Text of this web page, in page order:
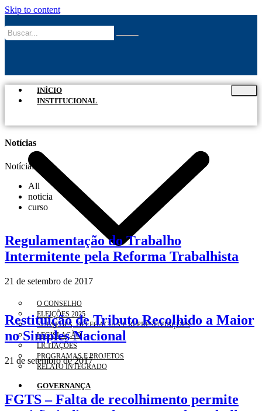
Skip to content
INÍCIO
INSTITUCIONAL
O CONSELHO
ELEIÇÕES 2025
SUBSEDES, DELEGACIAS E REPRESENTAÇÕES
LEGISLAÇÃO
LICITAÇÕES
PROGRAMAS E PROJETOS
RELATO INTEGRADO
GOVERNANÇA
Notícias
Notícias
All
noticia
curso
Regulamentação do Trabalho
Intermitente pela Reforma Trabalhista
21 de setembro de 2017
Restituição de Tributo Recolhido a Maior
no Simples Nacional
21 de setembro de 2017
FGTS – Falta de recolhimento permite